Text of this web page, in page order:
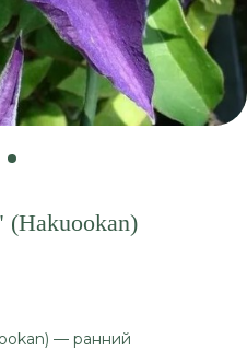
(Hakuookan)
— ранний